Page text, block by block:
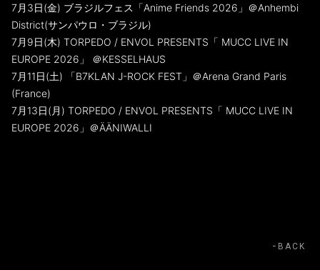
7月3日(金) ブラジルフェス「Anime Friends 2026」＠Anhembi
District(サンパウロ・ブラジル)
7月9日(木) TORPEDO / ENVOL PRESENTS「 MUCC LIVE IN
EUROPE 2026」 ＠KESSELHAUS
7月11日(土) 「B7KLAN J-ROCK FEST」＠Arena Grand Paris
(France)
7月13日(月) TORPEDO / ENVOL PRESENTS「 MUCC LIVE IN
EUROPE 2026」＠ÄÄNIWALLI
BACK